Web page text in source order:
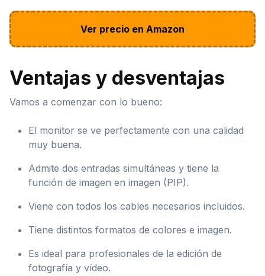
Ver precio en Amazon
Ventajas y desventajas
Vamos a comenzar con lo bueno:
El monitor se ve perfectamente con una calidad
muy buena.
Admite dos entradas simultáneas y tiene la
función de imagen en imagen (PIP).
Viene con todos los cables necesarios incluidos.
Tiene distintos formatos de colores e imagen.
Es ideal para profesionales de la edición de
fotografía y vídeo.